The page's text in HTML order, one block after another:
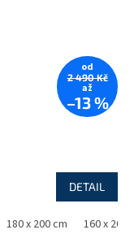
od
2 490 Kč
až
–13 %
DETAIL
180 x 200 cm 160 x 200